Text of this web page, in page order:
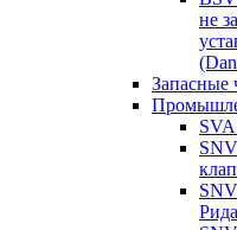
не
Запасные